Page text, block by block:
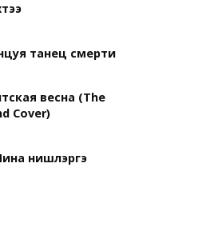
танец смерти
весна (The
Cover)
нишлэргэ